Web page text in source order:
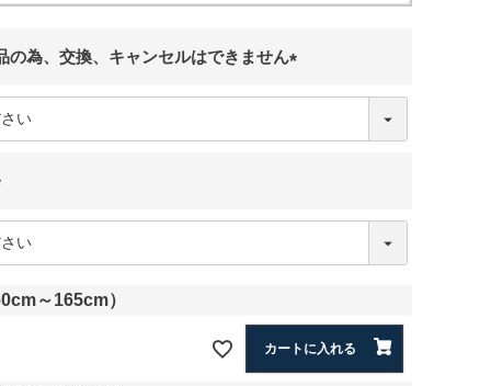
の為、交換、キャンセルはできません
～165cm）
カートに入れる